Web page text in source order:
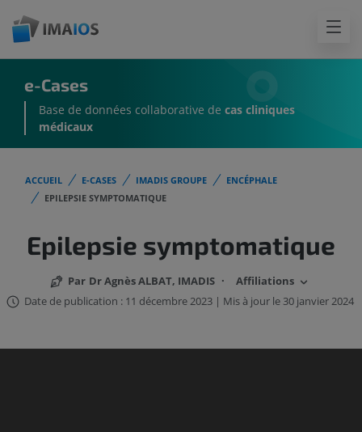
e-Cases
Base de données collaborative de cas cliniques
médicaux
ACCUEIL E-CASES IMADIS GROUPE
ENCÉPHALE
EPILEPSIE SYMPTOMATIQUE
Epilepsie symptomatique
Par Dr Agnès ALBAT, IMADIS ·
Affiliations
Date de publication : 11 décembre 2023 | Mis à jour le 30 janvier 2024